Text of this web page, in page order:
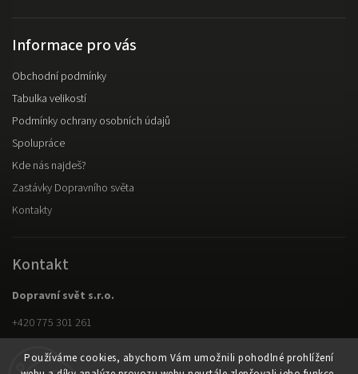
Používáme cookies, abychom Vám umožnili pohodlné prohlížení
Informace pro vás
Obchodní podmínky
Tabulka velikostí
Podmínky ochrany osobních údajů
Spolupráce
Kde nás najdeš?
Zastávky Dopravního světa
Kontakty
Kontakt
Dopravní svět s.r.o.
+420 775 301 261
Instagram